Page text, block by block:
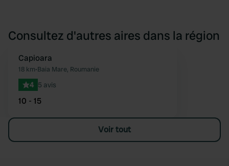
Consultez d'autres aires dans la région
Capioara
18 km•Baia Mare, Roumanie
4 5 avis
10 - 15
Voir tout